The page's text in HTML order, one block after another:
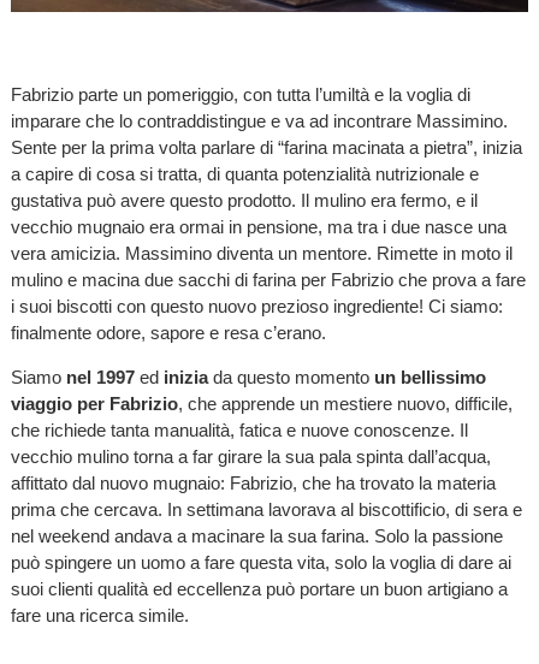
Fabrizio parte un pomeriggio, con tutta l’umiltà e la voglia di
imparare che lo contraddistingue e va ad incontrare Massimino.
Sente per la prima volta parlare di “farina macinata a pietra”, inizia
a capire di cosa si tratta, di quanta potenzialità nutrizionale e
gustativa può avere questo prodotto. Il mulino era fermo, e il
vecchio mugnaio era ormai in pensione, ma tra i due nasce una
vera amicizia. Massimino diventa un mentore. Rimette in moto il
mulino e macina due sacchi di farina per Fabrizio che prova a fare
i suoi biscotti con questo nuovo prezioso ingrediente! Ci siamo:
finalmente odore, sapore e resa c’erano.
Siamo nel 1997ed iniziada questo momento un bellissimo
viaggio per Fabrizio, che apprende un mestiere nuovo, difficile,
che richiede tanta manualità, fatica e nuove conoscenze. Il
vecchio mulino torna a far girare la sua pala spinta dall’acqua,
affittato dal nuovo mugnaio: Fabrizio, che ha trovato la materia
prima che cercava. In settimana lavorava al biscottificio, di sera e
nel weekend andava a macinare la sua farina. Solo la passione
può spingere un uomo a fare questa vita, solo la voglia di dare ai
suoi clienti qualità ed eccellenza può portare un buon artigiano a
fare una ricerca simile.